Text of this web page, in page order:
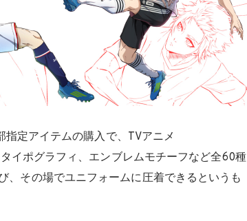
定アイテムの購入で、TVアニメ
イポグラフィ、エンブレムモチーフなど全60種
、その場でユニフォームに圧着できるというも